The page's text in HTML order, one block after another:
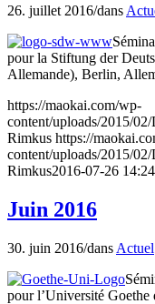
26. juillet 2016/dans
pour la Stiftung der
Allemande), Berlin,
https://maokai.com/wp-
content/uploads/2015/
Rimkus https://
content/uploads/2015/
Rimkus2016-07-26
Juin 2016
30. juin 2016/dans Actuel
pour l’Université